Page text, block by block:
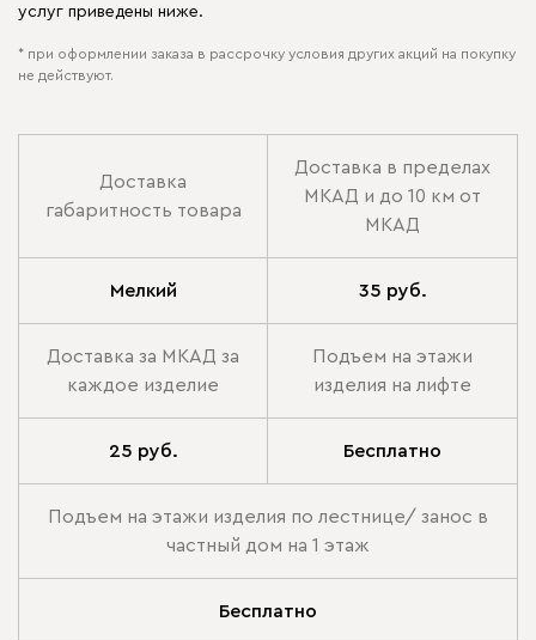
услуг приведены ниже.
* при оформлении заказа в рассрочку условия других акций на покупку
не действуют.
Доставка
габаритность товара
Доставка в пределах
МКАД и до 10 км от
МКАД
Мелкий 35 руб.
Доставка за МКАД за
каждое изделие
Подъем на этажи
изделия на лифте
25 руб. Бесплатно
Подъем на этажи изделия по лестнице/ занос в
частный дом на 1 этаж
Бесплатно